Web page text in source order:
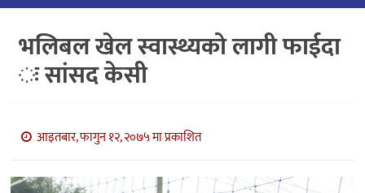
कुटनिती
कुराकानी
बाणिज्य
भिडियो
भलिबल खेल स्वास्थ्यको लागी फाईदा
ः सांसद केसी
आइतबार, फागुन १२, २०७५ मा प्रकाशित